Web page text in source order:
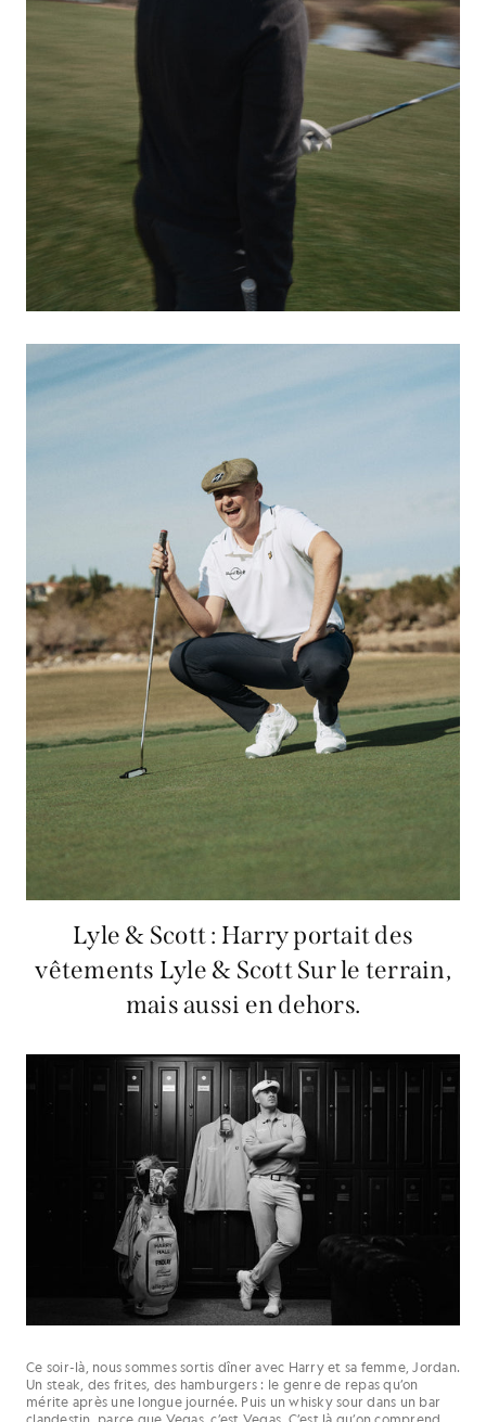
Lyle & Scott : Harry portait des
vêtements Lyle & Scott Sur le terrain,
mais aussi en dehors.
Ce soir-là, nous sommes sortis dîner avec Harry et sa femme, Jordan.
Un steak, des frites, des hamburgers : le genre de repas qu’on
mérite après une longue journée. Puis un whisky sour dans un bar
clandestin, parce que Vegas, c’est Vegas. C’est là qu’on comprend